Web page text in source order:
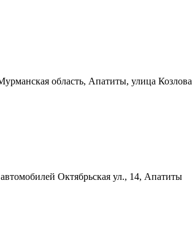
область, Апатиты, улица Козлова
Октябрьская ул., 14, Апатиты